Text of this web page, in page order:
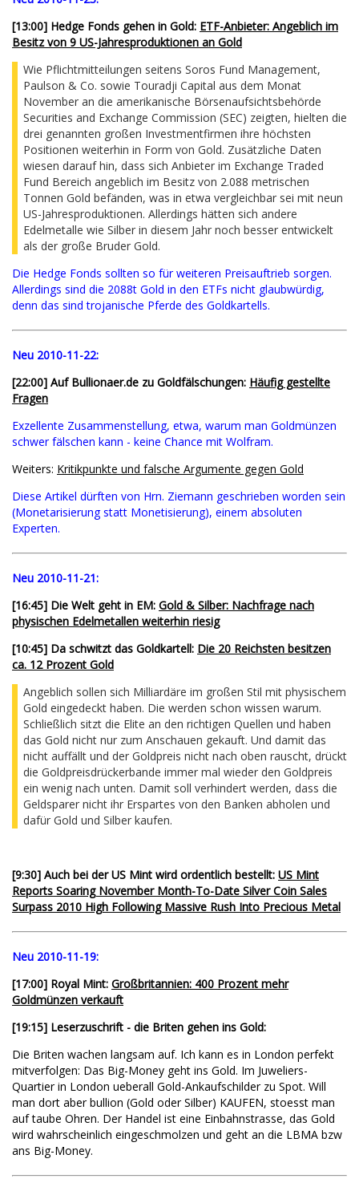
[13:00] Hedge Fonds gehen in Gold: ETF-Anbieter: Angeblich im
Besitz von 9 US-Jahresproduktionen an Gold
Wie Pflichtmitteilungen seitens Soros Fund Management,
Paulson & Co. sowie Touradji Capital aus dem Monat
November an die amerikanische Börsenaufsichtsbehörde
Securities and Exchange Commission (SEC) zeigten, hielten die
drei genannten großen Investmentfirmen ihre höchsten
Positionen weiterhin in Form von Gold. Zusätzliche Daten
wiesen darauf hin, dass sich Anbieter im Exchange Traded
Fund Bereich angeblich im Besitz von 2.088 metrischen
Tonnen Gold befänden, was in etwa vergleichbar sei mit neun
US-Jahresproduktionen. Allerdings hätten sich andere
Edelmetalle wie Silber in diesem Jahr noch besser entwickelt
als der große Bruder Gold.
Die Hedge Fonds sollten so für weiteren Preisauftrieb sorgen.
Allerdings sind die 2088t Gold in den ETFs nicht glaubwürdig,
denn das sind trojanische Pferde des Goldkartells.
Neu 2010-11-22:
[22:00] Auf Bullionaer.de zu Goldfälschungen: Häufig gestellte
Fragen
Exzellente Zusammenstellung, etwa, warum man Goldmünzen
schwer fälschen kann - keine Chance mit Wolfram.
Weiters: Kritikpunkte und falsche Argumente gegen Gold
Diese Artikel dürften von Hrn. Ziemann geschrieben worden sein
(Monetarisierung statt Monetisierung), einem absoluten
Experten.
Neu 2010-11-21:
[16:45] Die Welt geht in EM: Gold & Silber: Nachfrage nach
physischen Edelmetallen weiterhin riesig
[10:45] Da schwitzt das Goldkartell: Die 20 Reichsten besitzen
ca. 12 Prozent Gold
Angeblich sollen sich Milliardäre im großen Stil mit physischem
Gold eingedeckt haben. Die werden schon wissen warum.
Schließlich sitzt die Elite an den richtigen Quellen und haben
das Gold nicht nur zum Anschauen gekauft. Und damit das
nicht auffällt und der Goldpreis nicht nach oben rauscht, drückt
die Goldpreisdrückerbande immer mal wieder den Goldpreis
ein wenig nach unten. Damit soll verhindert werden, dass die
Geldsparer nicht ihr Erspartes von den Banken abholen und
dafür Gold und Silber kaufen.
[9:30] Auch bei der US Mint wird ordentlich bestellt: US Mint
Reports Soaring November Month-To-Date Silver Coin Sales
Surpass 2010 High Following Massive Rush Into Precious Metal
Neu 2010-11-19:
[17:00] Royal Mint: Großbritannien: 400 Prozent mehr
Goldmünzen verkauft
[19:15] Leserzuschrift - die Briten gehen ins Gold:
Die Briten wachen langsam auf. Ich kann es in London perfekt
mitverfolgen: Das Big-Money geht ins Gold. Im Juweliers-
Quartier in London ueberall Gold-Ankaufschilder zu Spot. Will
man dort aber bullion (Gold oder Silber) KAUFEN, stoesst man
auf taube Ohren. Der Handel ist eine Einbahnstrasse, das Gold
wird wahrscheinlich eingeschmolzen und geht an die LBMA bzw
ans Big-Money.